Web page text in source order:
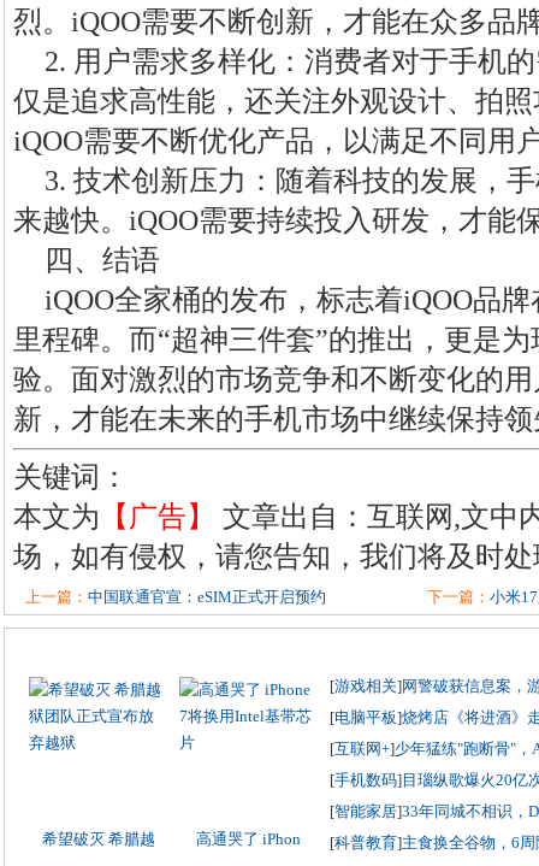
烈。iQOO需要不断创新，才能在众多品
2. 用户需求多样化：消费者对于手机
仅是追求高性能，还关注外观设计、拍
iQOO需要不断优化产品，以满足不同用
3. 技术创新压力：随着科技的发展，
来越快。iQOO需要持续投入研发，才能
四、结语
iQOO全家桶的发布，标志着iQOO品
里程碑。而“超神三件套”的推出，更是
验。面对激烈的市场竞争和不断变化的
新，才能在未来的手机市场中继续保持
关键词：
本文为 【广告】
文章出自：互联网,文中
场，如有侵权，请您告知，我们将及时
上一篇： 中国联通官宣：eSIM正式开启预约 下一篇： 小米
希望破灭 希腊越 高通哭了 iPhon
[游戏相关]网警破获信息案，
[电脑平板]烧烤店《将进酒》
[互联网+]少年猛练"跑断骨"，
[手机数码]目瑙纵歌爆火20亿
[智能家居]33年同城不相识，
[科普教育]主食换全谷物，6